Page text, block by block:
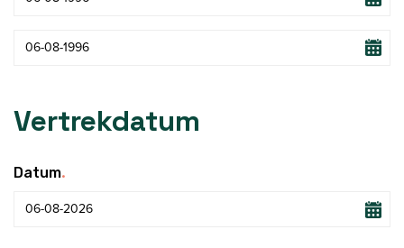
Vertrekdatum
Datum.